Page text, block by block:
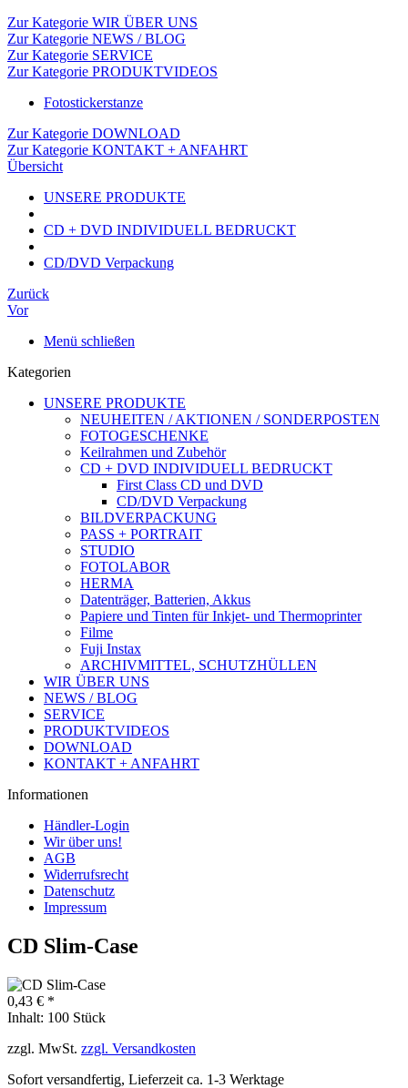
Zur Kategorie WIR ÜBER UNS
Zur Kategorie NEWS / BLOG
Zur Kategorie SERVICE
Zur Kategorie PRODUKTVIDEOS
Fotostickerstanze
Zur Kategorie DOWNLOAD
Zur Kategorie KONTAKT + ANFAHRT
Übersicht
UNSERE PRODUKTE
CD + DVD INDIVIDUELL BEDRUCKT
CD/DVD Verpackung
Zurück
Vor
Menü schließen
Kategorien
UNSERE PRODUKTE
NEUHEITEN / AKTIONEN / SONDERPOSTEN
FOTOGESCHENKE
Keilrahmen und Zubehör
CD + DVD INDIVIDUELL BEDRUCKT
First Class CD und DVD
CD/DVD Verpackung
BILDVERPACKUNG
PASS + PORTRAIT
STUDIO
FOTOLABOR
HERMA
Datenträger, Batterien, Akkus
Papiere und Tinten für Inkjet- und Thermoprinter
Filme
Fuji Instax
ARCHIVMITTEL, SCHUTZHÜLLEN
WIR ÜBER UNS
NEWS / BLOG
SERVICE
PRODUKTVIDEOS
DOWNLOAD
KONTAKT + ANFAHRT
Informationen
Händler-Login
Wir über uns!
AGB
Widerrufsrecht
Datenschutz
Impressum
CD Slim-Case
0,43 € *
Inhalt: 100 Stück
zzgl. MwSt. zzgl. Versandkosten
Sofort versandfertig, Lieferzeit ca. 1-3 Werktage